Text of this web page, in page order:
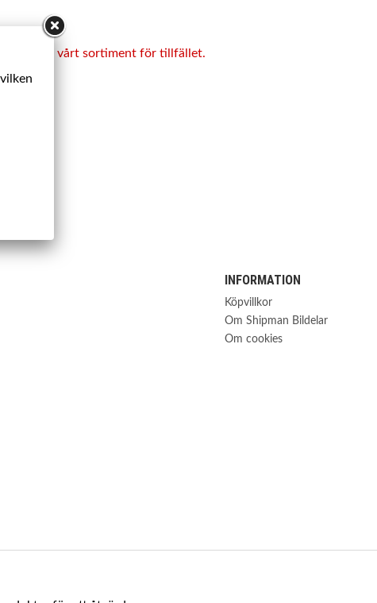
produkt i vårt sortiment för tillfället.
INFORMATION
Köpvillkor
Om Shipman Bildelar
Om cookies